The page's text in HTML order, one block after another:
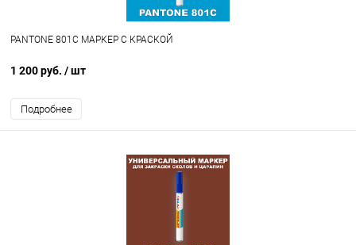
PANTONE 801C МАРКЕР С КРАСКОЙ
1 200 руб. / шт
Подробнее